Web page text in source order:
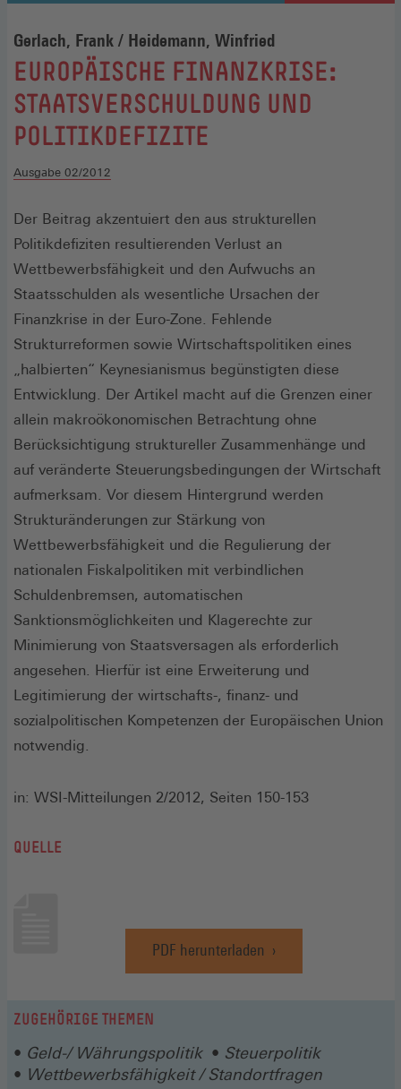
Gerlach, Frank / Heidemann, Winfried
:
EUROPÄISCHE FINANZKRISE:
STAATSVERSCHULDUNG UND
POLITIKDEFIZITE
Ausgabe 02/2012
Der Beitrag akzentuiert den aus strukturellen
Politikdefiziten resultierenden Verlust an
Wettbewerbsfähigkeit und den Aufwuchs an
Staatsschulden als wesentliche Ursachen der
Finanzkrise in der Euro-Zone. Fehlende
Strukturreformen sowie Wirtschaftspolitiken eines
„halbierten“ Keynesianismus begünstigten diese
Entwicklung. Der Artikel macht auf die Grenzen einer
allein makroökonomischen Betrachtung ohne
Berücksichtigung struktureller Zusammenhänge und
auf veränderte Steuerungsbedingungen der Wirtschaft
aufmerksam. Vor diesem Hintergrund werden
Strukturänderungen zur Stärkung von
Wettbewerbsfähigkeit und die Regulierung der
nationalen Fiskalpolitiken mit verbindlichen
Schuldenbremsen, automatischen
Sanktionsmöglichkeiten und Klagerechte zur
Minimierung von Staatsversagen als erforderlich
angesehen. Hierfür ist eine Erweiterung und
Legitimierung der wirtschafts-, finanz- und
sozialpolitischen Kompetenzen der Europäischen Union
notwendig.
in: WSI-Mitteilungen 2/2012, Seiten 150-153
QUELLE
PDF herunterladen
(Öffnet
in
ZUGEHÖRIGE THEMEN
Geld-/ Währungspolitik
Steuerpolitik
Wettbewerbsfähigkeit / Standortfragen